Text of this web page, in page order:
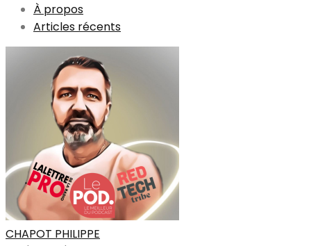
À propos
Articles récents
CHAPOT PHILIPPE